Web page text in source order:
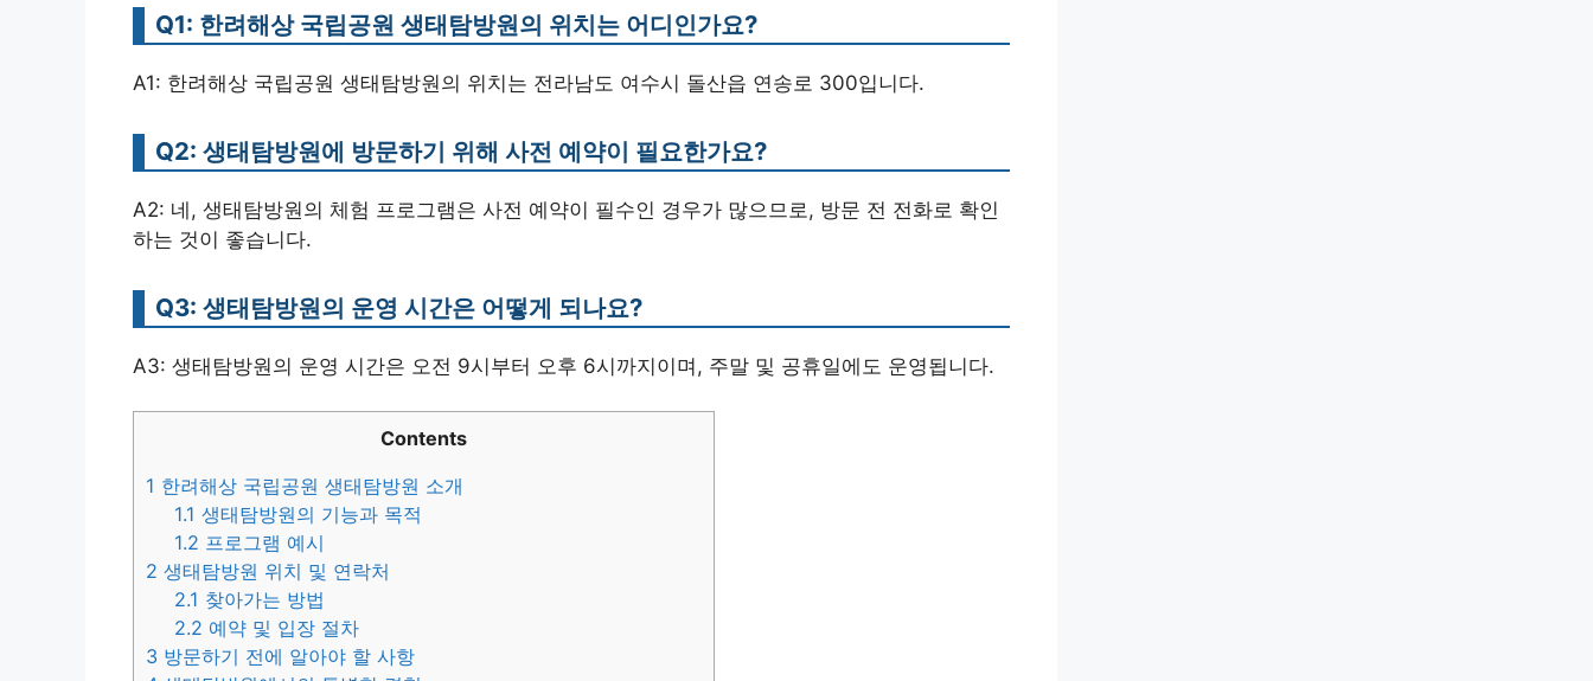
Q1: 한려해상 국립공원 생태탐방원의 위치는 어디인가요?
A1: 한려해상 국립공원 생태탐방원의 위치는 전라남도 여수시 돌산읍 연송로 300입니다.
Q2: 생태탐방원에 방문하기 위해 사전 예약이 필요한가요?
A2: 네, 생태탐방원의 체험 프로그램은 사전 예약이 필수인 경우가 많으므로, 방문 전 전화로 확인
하는 것이 좋습니다.
Q3: 생태탐방원의 운영 시간은 어떻게 되나요?
A3: 생태탐방원의 운영 시간은 오전 9시부터 오후 6시까지이며, 주말 및 공휴일에도 운영됩니다.
Contents
1 한려해상 국립공원 생태탐방원 소개
1.1 생태탐방원의 기능과 목적
1.2 프로그램 예시
2 생태탐방원 위치 및 연락처
2.1 찾아가는 방법
2.2 예약 및 입장 절차
3 방문하기 전에 알아야 할 사항